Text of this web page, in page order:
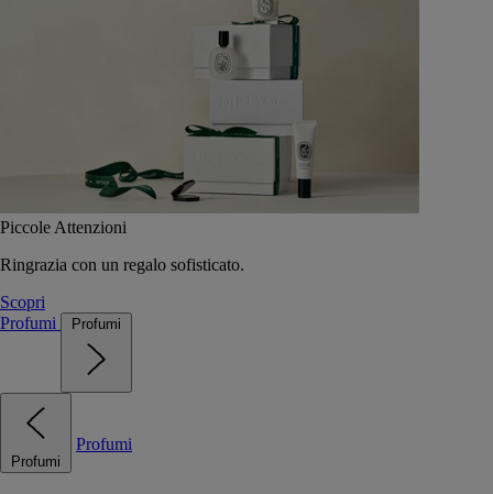
Piccole Attenzioni
Ringrazia con un regalo sofisticato.
Scopri
Profumi
Profumi
Profumi
Profumi